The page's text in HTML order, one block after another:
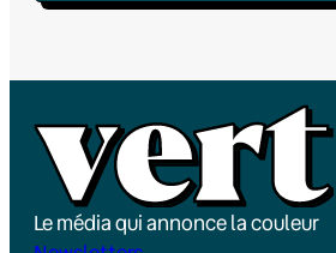
Le média qui annonce la couleur